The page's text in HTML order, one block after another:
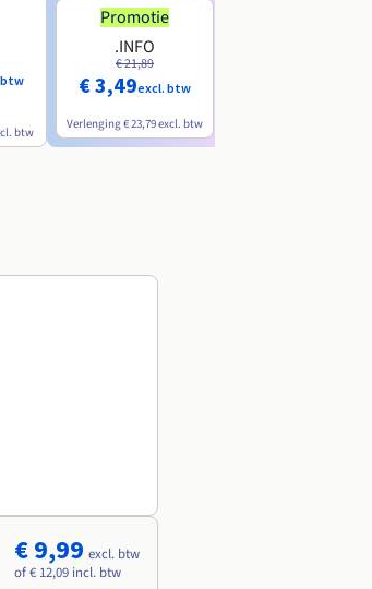
btw
Promotie
.INFO
€ 21,89
€ 3,49excl. btw
Verlenging € 23,79excl. btw
€ 9,99 excl. btw
of € 12,09 incl. btw